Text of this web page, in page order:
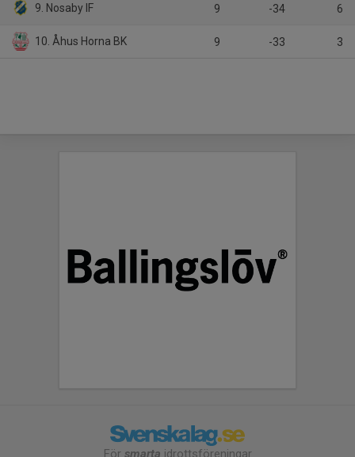
9. Nosaby IF 9 -34 6
10. Åhus Horna BK 9 -33 3
För smarta idrottsföreningar